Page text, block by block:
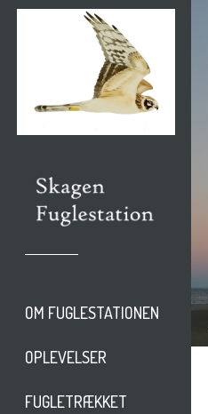
OM FUGLESTATIONEN
OPLEVELSER
FUGLETRÆKKET